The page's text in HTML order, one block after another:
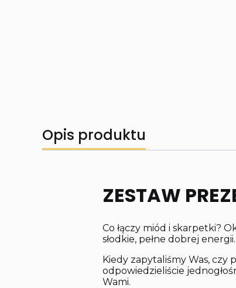
Opis produktu
ZESTAW
Co łączy miód i skarpetki?
słodkie, pełne dobrej energii.
Kiedy zapytaliśmy Was,
odpowiedzieliście
Wami.